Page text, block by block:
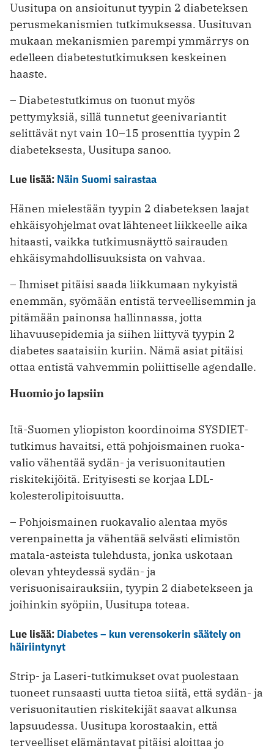
Uusitupa on ansioitunut tyypin 2 diabeteksen
perusmekanismien tutkimuksessa. Uusituvan
mukaan mekanismien parempi ymmärrys on
edelleen diabetestutkimuksen keskeinen
haaste.
– Diabetestutkimus on tuonut myös
pettymyksiä, sillä tunnetut geenivariantit
selittävät nyt vain 10–15 prosenttia tyypin 2
diabeteksesta, Uusitupa sanoo.
Lue lisää: Näin Suomi sairastaa
Hänen mielestään tyypin 2 diabeteksen laajat
ehkäisyohjelmat ovat lähteneet liikkeelle aika
hitaasti, vaikka tutkimus­näyttö sairauden
ehkäisymahdollisuuksista on vahvaa.
– Ihmiset pitäisi saada liikkumaan nykyistä
enemmän, syömään entistä terveellisemmin ja
pitämään painonsa hallinnassa, jotta
lihavuusepidemia ja siihen liittyvä tyypin 2
diabetes saataisiin kuriin. Nämä asiat pitäisi
ottaa entistä vahvemmin poliittiselle agendalle.
Huomio jo lapsiin
Itä-Suomen yliopiston koordinoima SYSDIET-
tutkimus havaitsi, että pohjoismainen ruoka­
valio vähentää sydän- ja verisuonitautien
riskitekijöitä. Erityisesti se korjaa LDL-
kolesterolipitoisuutta.
– Pohjoismainen ruokavalio alentaa myös
verenpainetta ja vähentää selvästi elimistön
matala-asteista tulehdusta, jonka uskotaan
olevan yhteydessä sydän- ja
verisuonisairauksiin, tyypin 2 diabetekseen ja
joihinkin syöpiin, Uusitupa toteaa.
Lue lisää: Diabetes – kun verensokerin säätely on
häiriintynyt
Strip- ja Laseri-tutkimukset ovat puolestaan
tuoneet runsaasti uutta tietoa siitä, että sydän- ja
verisuonitautien riskitekijät ­saavat alkunsa
lapsuudessa. Uusitupa korostaakin, että
terveelliset elämäntavat pitäisi aloittaa jo